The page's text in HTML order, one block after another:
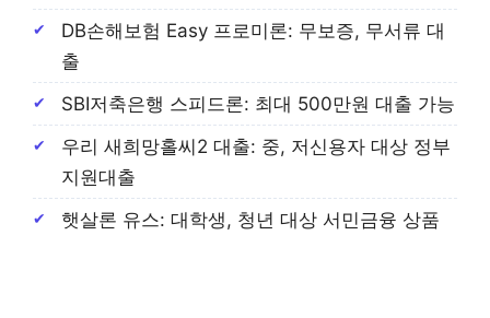
DB손해보험 Easy 프로미론: 무보증, 무서류 대
출
SBI저축은행 스피드론: 최대 500만원 대출 가능
우리 새희망홀씨2 대출: 중, 저신용자 대상 정부
지원대출
햇살론 유스: 대학생, 청년 대상 서민금융 상품